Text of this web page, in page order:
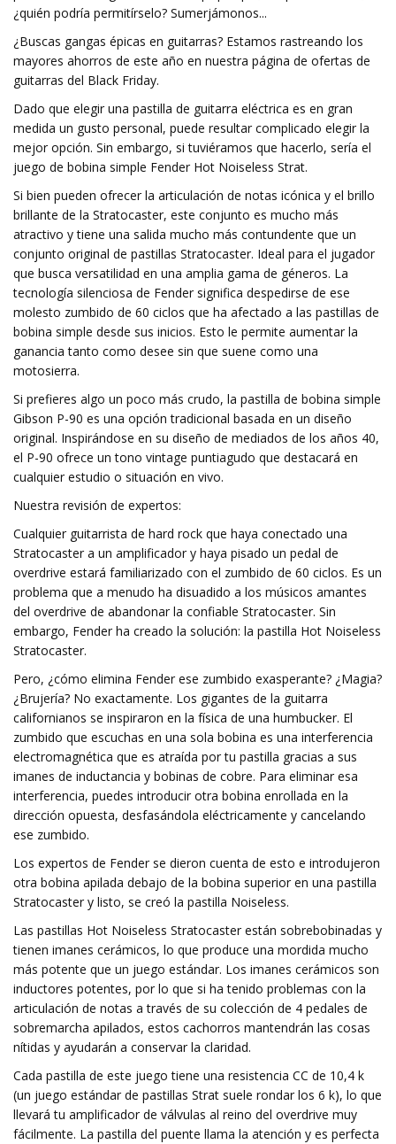
¿quién podría permitírselo? Sumerjámonos...
¿Buscas gangas épicas en guitarras? Estamos rastreando los
mayores ahorros de este año en nuestra página de ofertas de
guitarras del Black Friday.
Dado que elegir una pastilla de guitarra eléctrica es en gran
medida un gusto personal, puede resultar complicado elegir la
mejor opción. Sin embargo, si tuviéramos que hacerlo, sería el
juego de bobina simple Fender Hot Noiseless Strat.
Si bien pueden ofrecer la articulación de notas icónica y el brillo
brillante de la Stratocaster, este conjunto es mucho más
atractivo y tiene una salida mucho más contundente que un
conjunto original de pastillas Stratocaster. Ideal para el jugador
que busca versatilidad en una amplia gama de géneros. La
tecnología silenciosa de Fender significa despedirse de ese
molesto zumbido de 60 ciclos que ha afectado a las pastillas de
bobina simple desde sus inicios. Esto le permite aumentar la
ganancia tanto como desee sin que suene como una
motosierra.
Si prefieres algo un poco más crudo, la pastilla de bobina simple
Gibson P-90 es una opción tradicional basada en un diseño
original. Inspirándose en su diseño de mediados de los años 40,
el P-90 ofrece un tono vintage puntiagudo que destacará en
cualquier estudio o situación en vivo.
Nuestra revisión de expertos:
Cualquier guitarrista de hard rock que haya conectado una
Stratocaster a un amplificador y haya pisado un pedal de
overdrive estará familiarizado con el zumbido de 60 ciclos. Es un
problema que a menudo ha disuadido a los músicos amantes
del overdrive de abandonar la confiable Stratocaster. Sin
embargo, Fender ha creado la solución: la pastilla Hot Noiseless
Stratocaster.
Pero, ¿cómo elimina Fender ese zumbido exasperante? ¿Magia?
¿Brujería? No exactamente. Los gigantes de la guitarra
californianos se inspiraron en la física de una humbucker. El
zumbido que escuchas en una sola bobina es una interferencia
electromagnética que es atraída por tu pastilla gracias a sus
imanes de inductancia y bobinas de cobre. Para eliminar esa
interferencia, puedes introducir otra bobina enrollada en la
dirección opuesta, desfasándola eléctricamente y cancelando
ese zumbido.
Los expertos de Fender se dieron cuenta de esto e introdujeron
otra bobina apilada debajo de la bobina superior en una pastilla
Stratocaster y listo, se creó la pastilla Noiseless.
Las pastillas Hot Noiseless Stratocaster están sobrebobinadas y
tienen imanes cerámicos, lo que produce una mordida mucho
más potente que un juego estándar. Los imanes cerámicos son
inductores potentes, por lo que si ha tenido problemas con la
articulación de notas a través de su colección de 4 pedales de
sobremarcha apilados, estos cachorros mantendrán las cosas
nítidas y ayudarán a conservar la claridad.
Cada pastilla de este juego tiene una resistencia CC de 10,4 k
(un juego estándar de pastillas Strat suele rondar los 6 k), lo que
llevará tu amplificador de válvulas al reino del overdrive muy
fácilmente. La pastilla del puente llama la atención y es perfecta